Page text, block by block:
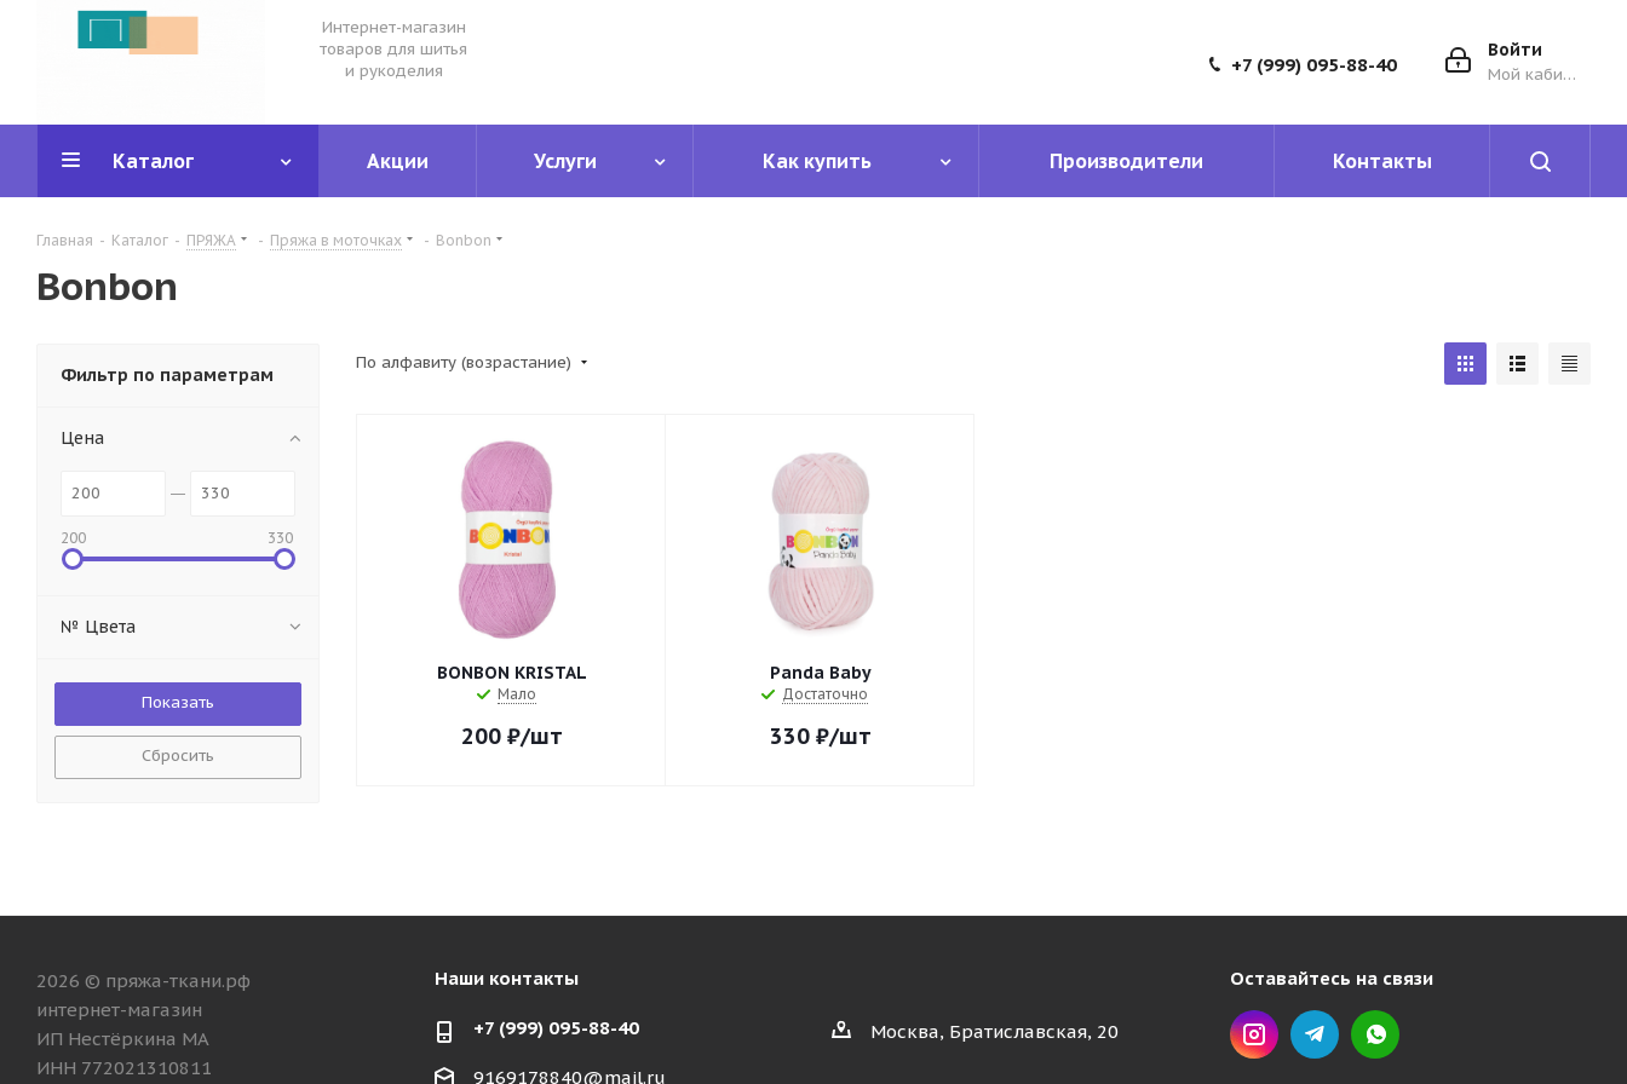
Интернет-магазин
товаров для шитья
и рукоделия
Войти
Мой кабинет
+7 (999) 095-88-40
Каталог Акции Услуги Как купить Производители Контакты
Главная - Каталог - ПРЯЖА - Пряжа в моточках - Bonbon
Bonbon
По алфавиту (возрастание)
BONBON KRISTAL
Мало
200₽/шт
Panda Baby
Достаточно
330₽/шт
Фильтр по параметрам
Цена
200 330
№ Цвета
Сбросить
2026 © пряжа-ткани.рф
интернет-магазин
ИП Нестёркина МА
ИНН 772021310811
Наши контакты
+7 (999) 095-88-40
9169178840@mail.ru
Москва, Братиславская, 20
Оставайтесь на связи